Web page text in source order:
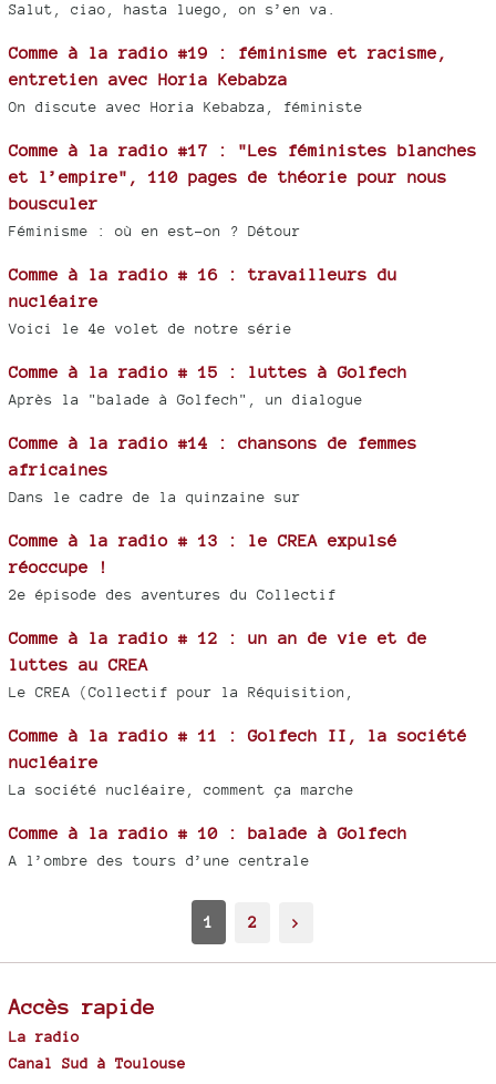
Salut, ciao, hasta luego, on s’en va.
Comme à la radio #19 : féminisme et racisme,
entretien avec Horia Kebabza
On discute avec Horia Kebabza, féministe
Comme à la radio #17 : "Les féministes blanches
et l’empire", 110 pages de théorie pour nous
bousculer
Féminisme : où en est-on ? Détour
Comme à la radio # 16 : travailleurs du
nucléaire
Voici le 4e volet de notre série
Comme à la radio # 15 : luttes à Golfech
Après la "balade à Golfech", un dialogue
Comme à la radio #14 : chansons de femmes
africaines
Dans le cadre de la quinzaine sur
Comme à la radio # 13 : le CREA expulsé
réoccupe !
2e épisode des aventures du Collectif
Comme à la radio # 12 : un an de vie et de
luttes au CREA
Le CREA (Collectif pour la Réquisition,
Comme à la radio # 11 : Golfech II, la société
nucléaire
La société nucléaire, comment ça marche
Comme à la radio # 10 : balade à Golfech
A l’ombre des tours d’une centrale
1 2 >
Accès rapide
La radio
Canal Sud à Toulouse